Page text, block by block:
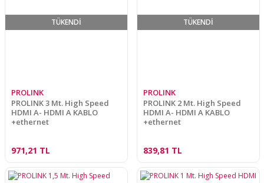
TÜKENDİ
PROLINK
PROLINK 3 Mt. High Speed
HDMI A- HDMI A KABLO
+ethernet
971,21 TL
TÜKENDİ
PROLINK
PROLINK 2 Mt. High Speed
HDMI A- HDMI A KABLO
+ethernet
839,81 TL